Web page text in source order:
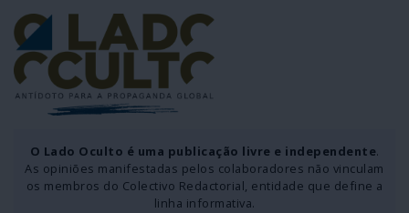
O Lado Oculto é uma publicação livre e independente.
As opiniões manifestadas pelos colaboradores não vinculam
os membros do Colectivo Redactorial, entidade que define a
linha informativa.